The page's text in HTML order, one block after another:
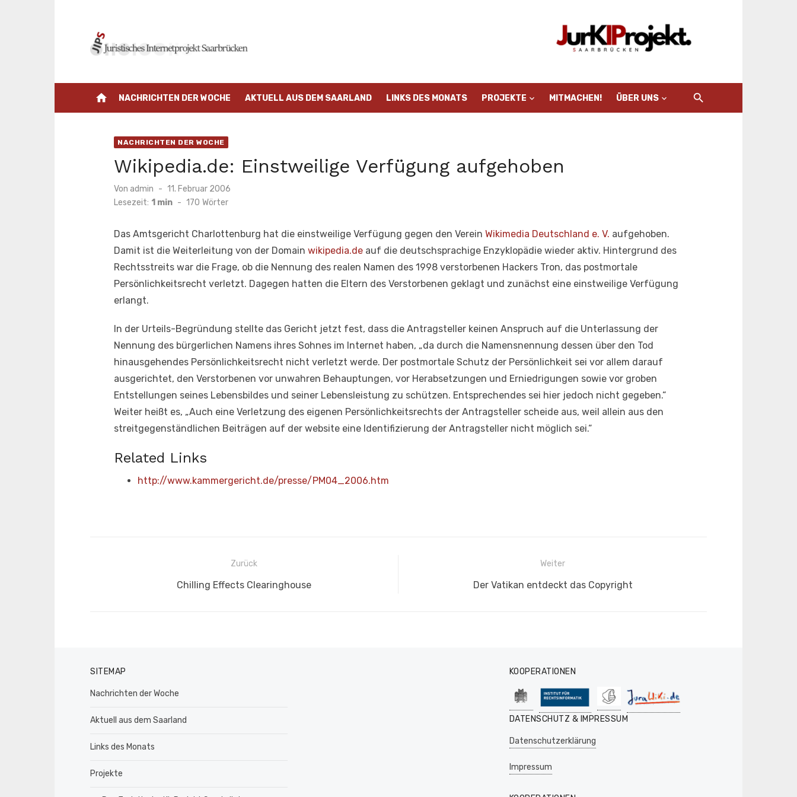
home NACHRICHTEN DER WOCHE AKTUELL AUS DEM SAARLAND LINKS DES MONATS PROJEKTE MITMACHEN! ÜBER UNS
NACHRICHTEN DER WOCHE
Wikipedia.de: Einstweilige Verfügung aufgehoben
Von admin
Veröffentlicht
am
11. Februar 2006
Lesezeit: 1 min - 170 Wörter
Das Amtsgericht Charlottenburg hat die einstweilige Verfügung gegen den Verein Wikimedia Deutschland e. V. aufgehoben.
Damit ist die Weiterleitung von der Domain wikipedia.de auf die deutschsprachige Enzyklopädie wieder aktiv. Hintergrund des
Rechtsstreits war die Frage, ob die Nennung des realen Namen des 1998 verstorbenen Hackers Tron, das postmortale
Persönlichkeitsrecht verletzt. Dagegen hatten die Eltern des Verstorbenen geklagt und zunächst eine einstweilige Verfügung
erlangt.
In der Urteils-Begründung stellte das Gericht jetzt fest, dass die Antragsteller keinen Anspruch auf die Unterlassung der
Nennung des bürgerlichen Namens ihres Sohnes im Internet haben, „da durch die Namensnennung dessen über den Tod
hinausgehendes Persönlichkeitsrecht nicht verletzt werde. Der postmortale Schutz der Persönlichkeit sei vor allem darauf
ausgerichtet, den Verstorbenen vor unwahren Behauptungen, vor Herabsetzungen und Erniedrigungen sowie vor groben
Entstellungen seines Lebensbildes und seiner Lebensleistung zu schützen. Entsprechendes sei hier jedoch nicht gegeben.“
Weiter heißt es, „Auch eine Verletzung des eigenen Persönlichkeitsrechts der Antragsteller scheide aus, weil allein aus den
streitgegenständlichen Beiträgen auf der website eine Identifizierung der Antragsteller nicht möglich sei.“
Related Links
http://www.kammergericht.de/presse/PM04_2006.htm
BeitragsnavigationZurück
Vorheriger
Chilling Effects Clearinghouse
Weiter
Nächster
Der Vatikan entdeckt das Copyright
SITEMAP
Nachrichten der Woche
Aktuell aus dem Saarland
Links des Monats
Projekte
KOOPERATIONEN
DATENSCHUTZ & IMPRESSUM
Datenschutzerklärung
Impressum